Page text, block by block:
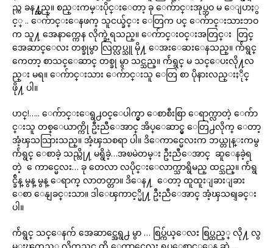
ည္က ခန႔္သည္။ စည္းကမ္းပိုင္းေတာ့ ခု ေက်ာင္းအုပ္ဘဝ မ ေျပာႏွ
င့္ .. ေက်ာင္းေနဖက္ သူငယ္ခ်င္း ေတြက ပင္ ေက်ာင္းသားဘဝ
က သူ႔ အေနာက္ကေန လိုက္ခဲ့ရသည္။ ေက်ာင္းဝင္းအတြင္း တြင္
အေဆာင္ေလး တစ္ခုမွာ လြတ္လပ္သူ မို႔ ေအးေဆးေနသည္။ က်ဴရွင္
ကေတာ့ စာသင္ေဆာင္ တစ္ခု မွာ သင္သည္။ က်ဴရွင္ မ သင္ေပးလို႔လ
ည္း မရ။ ေက်ာင္းသား ေက်ာင္းသူ ေတြ စာ ပိုနားလည္းႏိုင္
ဖို႔ ပါ။
ဟင္!….. ေက်ာင္းေရွ႕ဝင္ေပါက္မွာ ေစာစီးစြာ ေရာက္လာတဲ့ ေက်ာ
င္းသူ တစ္ေယာက္ကို ဦးညီေအာင္ အိပ္ေဆာင္မွ ေတြ႕လိုက္ ေတာ့
အံ့ၾသသြားသည္။ အံ့ၾသစရာ ပါ။ ဒိေကာင္မေလးက ဘယ္တုန္းကမွ
က်ဴရွင္ ေစာခဲ့ သည္လို႔ မရွိခဲ့…အၿမဲတမ္း ဦးညီေအာင္ ဆူေနခဲ့ရ
တဲ့ ေကာင္မေလး… ခု တေလာ လပိုင္းေလာက္သာရွိမည္ ထင္သည္။ က်ဴရွ
င္ခ်ိန္ မွန္ မွန္ ေရာက္ လာတတ္တာ။ ဒိေန႔ ေတာ့ ထူထူးျခားျခား
ေစာ ေနျခင္းသာ။ ဒါေၾကာင့္မို႔ ဦးညီေအာင္ အံ့ၾသရျခင္း
ပါ။
က်ဴရွင္ သင္ေနက် အေဆာင္အေရွ႕ မွာ … စြပ္က်ယ္ေလး စြပ္ထည့္ လို႔ လွ